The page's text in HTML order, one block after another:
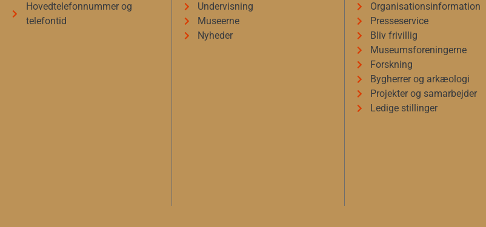
Hovedtelefonnummer og
telefontid
Undervisning
Museerne
Nyheder
Organisationsinformation
Presseservice
Bliv frivillig
Museumsforeningerne
Forskning
Bygherrer og arkæologi
Projekter og samarbejder
Ledige stillinger